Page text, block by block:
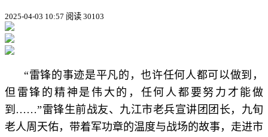
2025-04-03 10:57 阅读 30103
“雷锋的事迹是平凡的，也许任何人都可以做到，
但雷锋的精神是伟大的，任何人都要努力才能做
到……”雷锋生前战友、九江市老兵宣讲团团长，九旬
老人周天佑，带着军功章的温度与战场的故事，走进市